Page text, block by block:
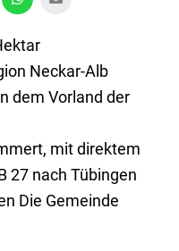
Neckar-Alb
dem Vorland der
mit direktem
27 nach Tübingen
Die Gemeinde